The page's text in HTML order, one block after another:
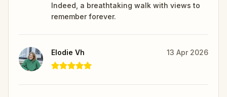
Indeed, a breathtaking walk with views to
remember forever.
Elodie Vh 13 Apr 2026